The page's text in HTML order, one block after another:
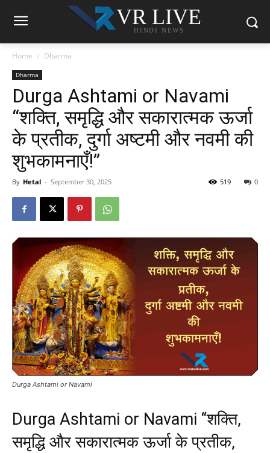
VR LIVE
HINDI NEWS
Home Dharma
Dharma
Durga Ashtami or Navami
“शक्ति, समृद्धि और सकारात्मक ऊर्जा
के प्रतीक, दुर्गा अष्टमी और नवमी की
शुभकामनाएँ!”
By Hetal - September 30, 2025 0
519
Durga Ashtami or Navami
Durga Ashtami or Navami “शक्ति,
समृद्धि और सकारात्मक ऊर्जा के प्रतीक,